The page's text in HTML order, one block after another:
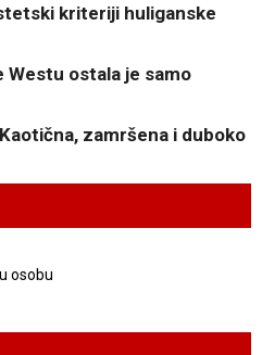
kriteriji huliganske
Westu ostala je samo
Kaotična, zamršena i duboko
osobu